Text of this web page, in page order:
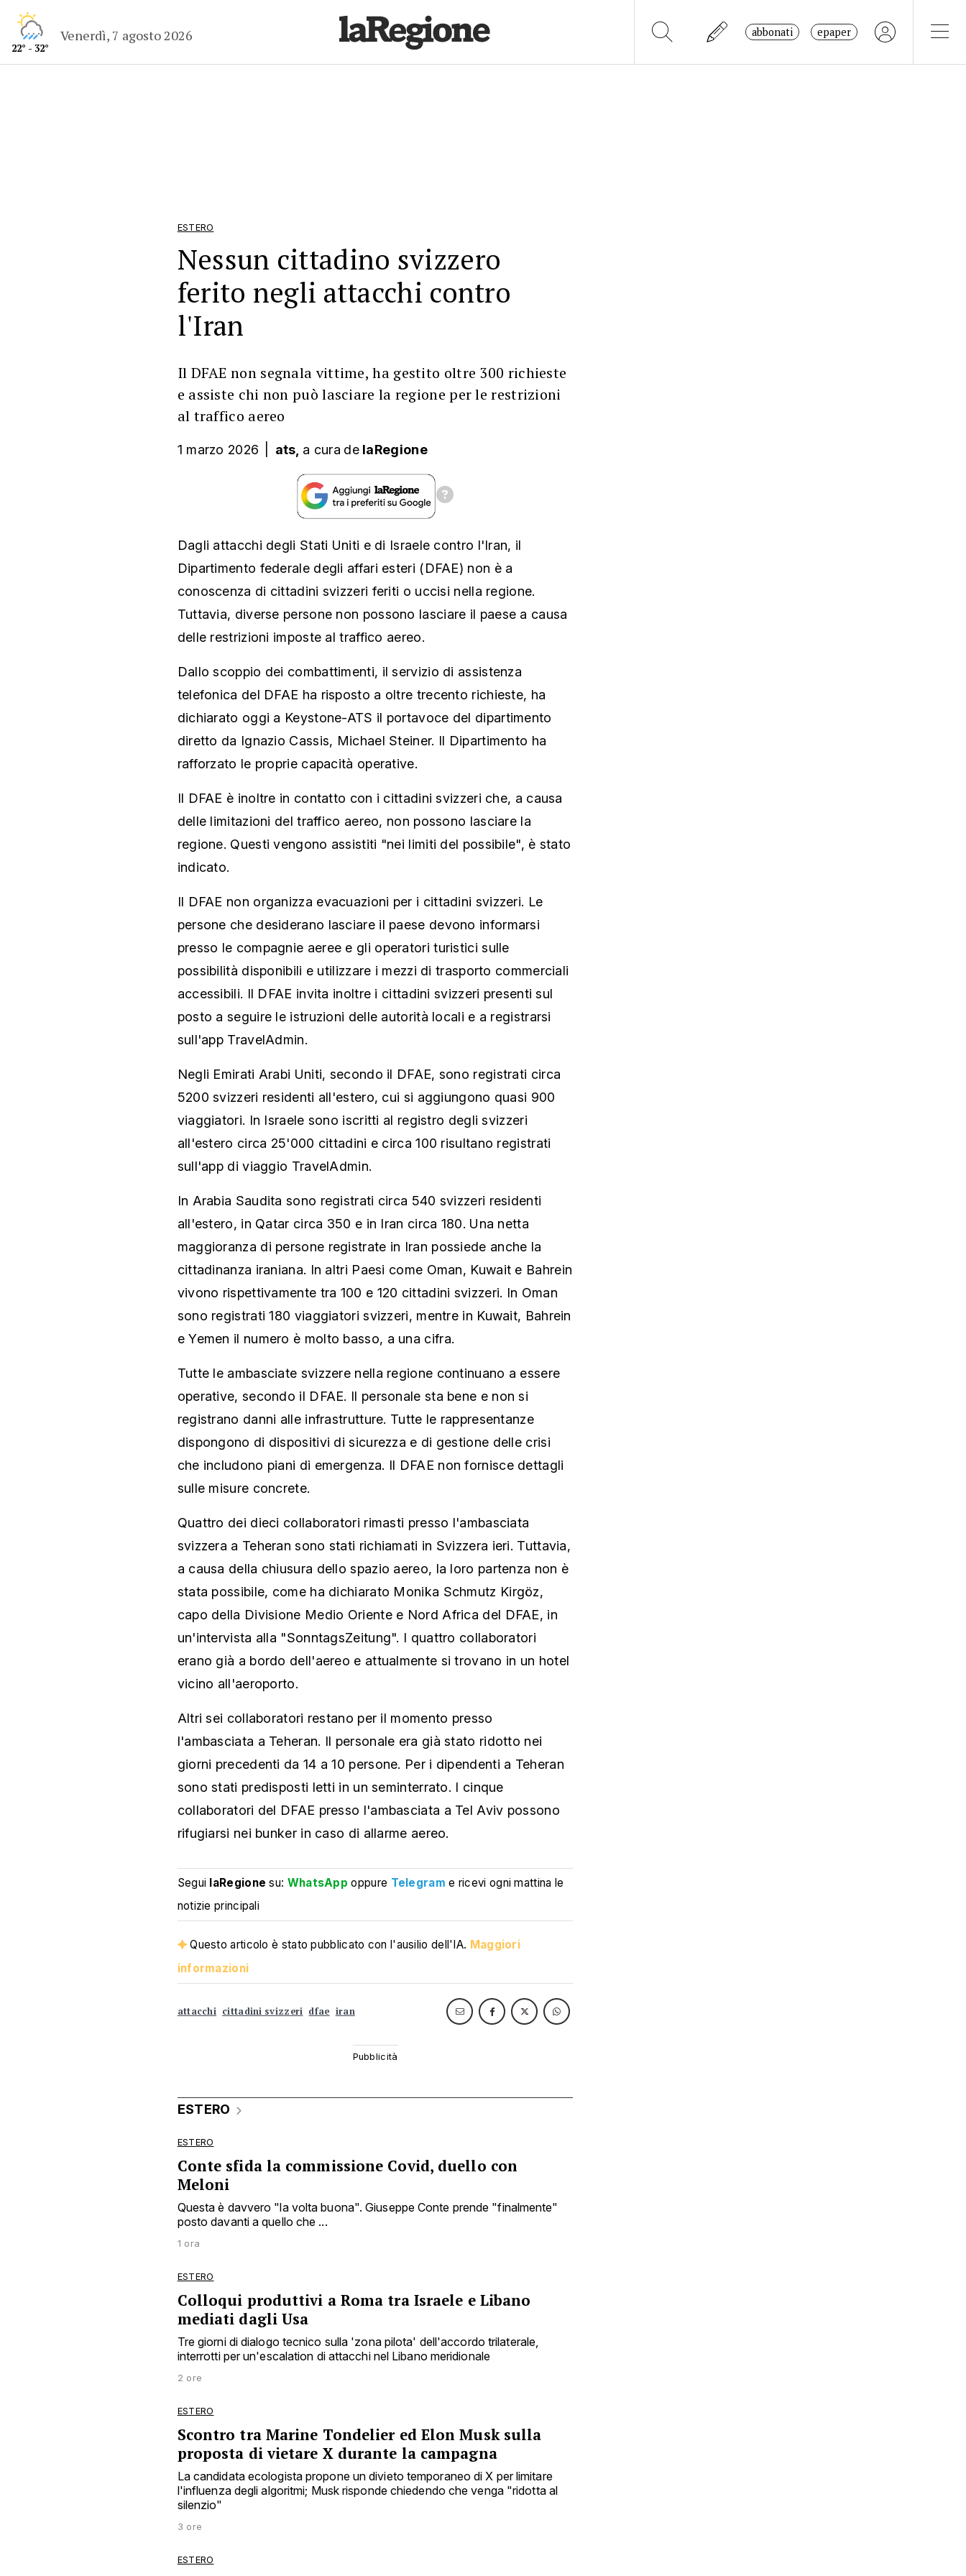
22° - 32°
Venerdì, 7 agosto 2026 abbonati epaper
ESTERO
Nessun cittadino svizzero
ferito negli attacchi contro
l'Iran
Il DFAE non segnala vittime, ha gestito oltre 300 richieste
e assiste chi non può lasciare la regione per le restrizioni
al traffico aereo
1 marzo 2026 ats, a cura de laRegione
Dagli attacchi degli Stati Uniti e di Israele contro l'Iran, il
Dipartimento federale degli affari esteri (DFAE) non è a
conoscenza di cittadini svizzeri feriti o uccisi nella regione.
Tuttavia, diverse persone non possono lasciare il paese a causa
delle restrizioni imposte al traffico aereo.
Dallo scoppio dei combattimenti, il servizio di assistenza
telefonica del DFAE ha risposto a oltre trecento richieste, ha
dichiarato oggi a Keystone-ATS il portavoce del dipartimento
diretto da Ignazio Cassis, Michael Steiner. Il Dipartimento ha
rafforzato le proprie capacità operative.
Il DFAE è inoltre in contatto con i cittadini svizzeri che, a causa
delle limitazioni del traffico aereo, non possono lasciare la
regione. Questi vengono assistiti "nei limiti del possibile", è stato
indicato.
Il DFAE non organizza evacuazioni per i cittadini svizzeri. Le
persone che desiderano lasciare il paese devono informarsi
presso le compagnie aeree e gli operatori turistici sulle
possibilità disponibili e utilizzare i mezzi di trasporto commerciali
accessibili. Il DFAE invita inoltre i cittadini svizzeri presenti sul
posto a seguire le istruzioni delle autorità locali e a registrarsi
sull'app TravelAdmin.
Negli Emirati Arabi Uniti, secondo il DFAE, sono registrati circa
5200 svizzeri residenti all'estero, cui si aggiungono quasi 900
viaggiatori. In Israele sono iscritti al registro degli svizzeri
all'estero circa 25'000 cittadini e circa 100 risultano registrati
sull'app di viaggio TravelAdmin.
In Arabia Saudita sono registrati circa 540 svizzeri residenti
all'estero, in Qatar circa 350 e in Iran circa 180. Una netta
maggioranza di persone registrate in Iran possiede anche la
cittadinanza iraniana. In altri Paesi come Oman, Kuwait e Bahrein
vivono rispettivamente tra 100 e 120 cittadini svizzeri. In Oman
sono registrati 180 viaggiatori svizzeri, mentre in Kuwait, Bahrein
e Yemen il numero è molto basso, a una cifra.
Tutte le ambasciate svizzere nella regione continuano a essere
operative, secondo il DFAE. Il personale sta bene e non si
registrano danni alle infrastrutture. Tutte le rappresentanze
dispongono di dispositivi di sicurezza e di gestione delle crisi
che includono piani di emergenza. Il DFAE non fornisce dettagli
sulle misure concrete.
Quattro dei dieci collaboratori rimasti presso l'ambasciata
svizzera a Teheran sono stati richiamati in Svizzera ieri. Tuttavia,
a causa della chiusura dello spazio aereo, la loro partenza non è
stata possibile, come ha dichiarato Monika Schmutz Kirgöz,
capo della Divisione Medio Oriente e Nord Africa del DFAE, in
un'intervista alla "SonntagsZeitung". I quattro collaboratori
erano già a bordo dell'aereo e attualmente si trovano in un hotel
vicino all'aeroporto.
Altri sei collaboratori restano per il momento presso
l'ambasciata a Teheran. Il personale era già stato ridotto nei
giorni precedenti da 14 a 10 persone. Per i dipendenti a Teheran
sono stati predisposti letti in un seminterrato. I cinque
collaboratori del DFAE presso l'ambasciata a Tel Aviv possono
rifugiarsi nei bunker in caso di allarme aereo.
Segui laRegione su: WhatsApp oppure Telegram e ricevi ogni mattina le
notizie principali
Questo articolo è stato pubblicato con l'ausilio dell'IA. Maggiori
informazioni
attacchi cittadini svizzeri dfae iran
ESTERO
ESTERO
Conte sfida la commissione Covid, duello con
Meloni
Questa è davvero "la volta buona". Giuseppe Conte prende "finalmente"
posto davanti a quello che ...
1 ora
ESTERO
Colloqui produttivi a Roma tra Israele e Libano
mediati dagli Usa
Tre giorni di dialogo tecnico sulla 'zona pilota' dell'accordo trilaterale,
interrotti per un'escalation di attacchi nel Libano meridionale
2 ore
ESTERO
Scontro tra Marine Tondelier ed Elon Musk sulla
proposta di vietare X durante la campagna
La candidata ecologista propone un divieto temporaneo di X per limitare
l'influenza degli algoritmi; Musk risponde chiedendo che venga "ridotta al
silenzio"
3 ore
ESTERO